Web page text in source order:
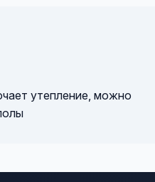
утепление, можно